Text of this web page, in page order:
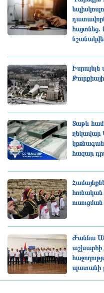
հայտնեց.
Իսրայելն
Տաթև
ղեկավար
հազար
Ժաննա
աշխարհի
պատանի